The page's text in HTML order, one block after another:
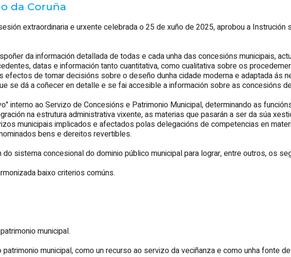
da Coruña
extraordinaria e urxente celebrada o 25 de xuño de 2025, aprobou a
da información detallada de todas e cada unha das concesións municipais,
datas e información tanto cuantitativa, como cualitativa sobre os
efectos de tomar decisións sobre o deseño dunha cidade moderna e adaptada ás
se dá a coñecer en detalle e se fai accesible a información sobre as concesións
interno ao Servizo de Concesións e Patrimonio Municipal, determinando as
na estrutura administrativa vixente, as materias que pasarán a ser da súa
municipais implicados e afectados polas delegacións de competencias en
bens e dereitos revertibles.
sistema concesional do dominio público municipal para lograr, entre outros, os
baixo criterios comúns.
municipal.
municipal, como un recurso ao servizo da veciñanza e como unha fonte